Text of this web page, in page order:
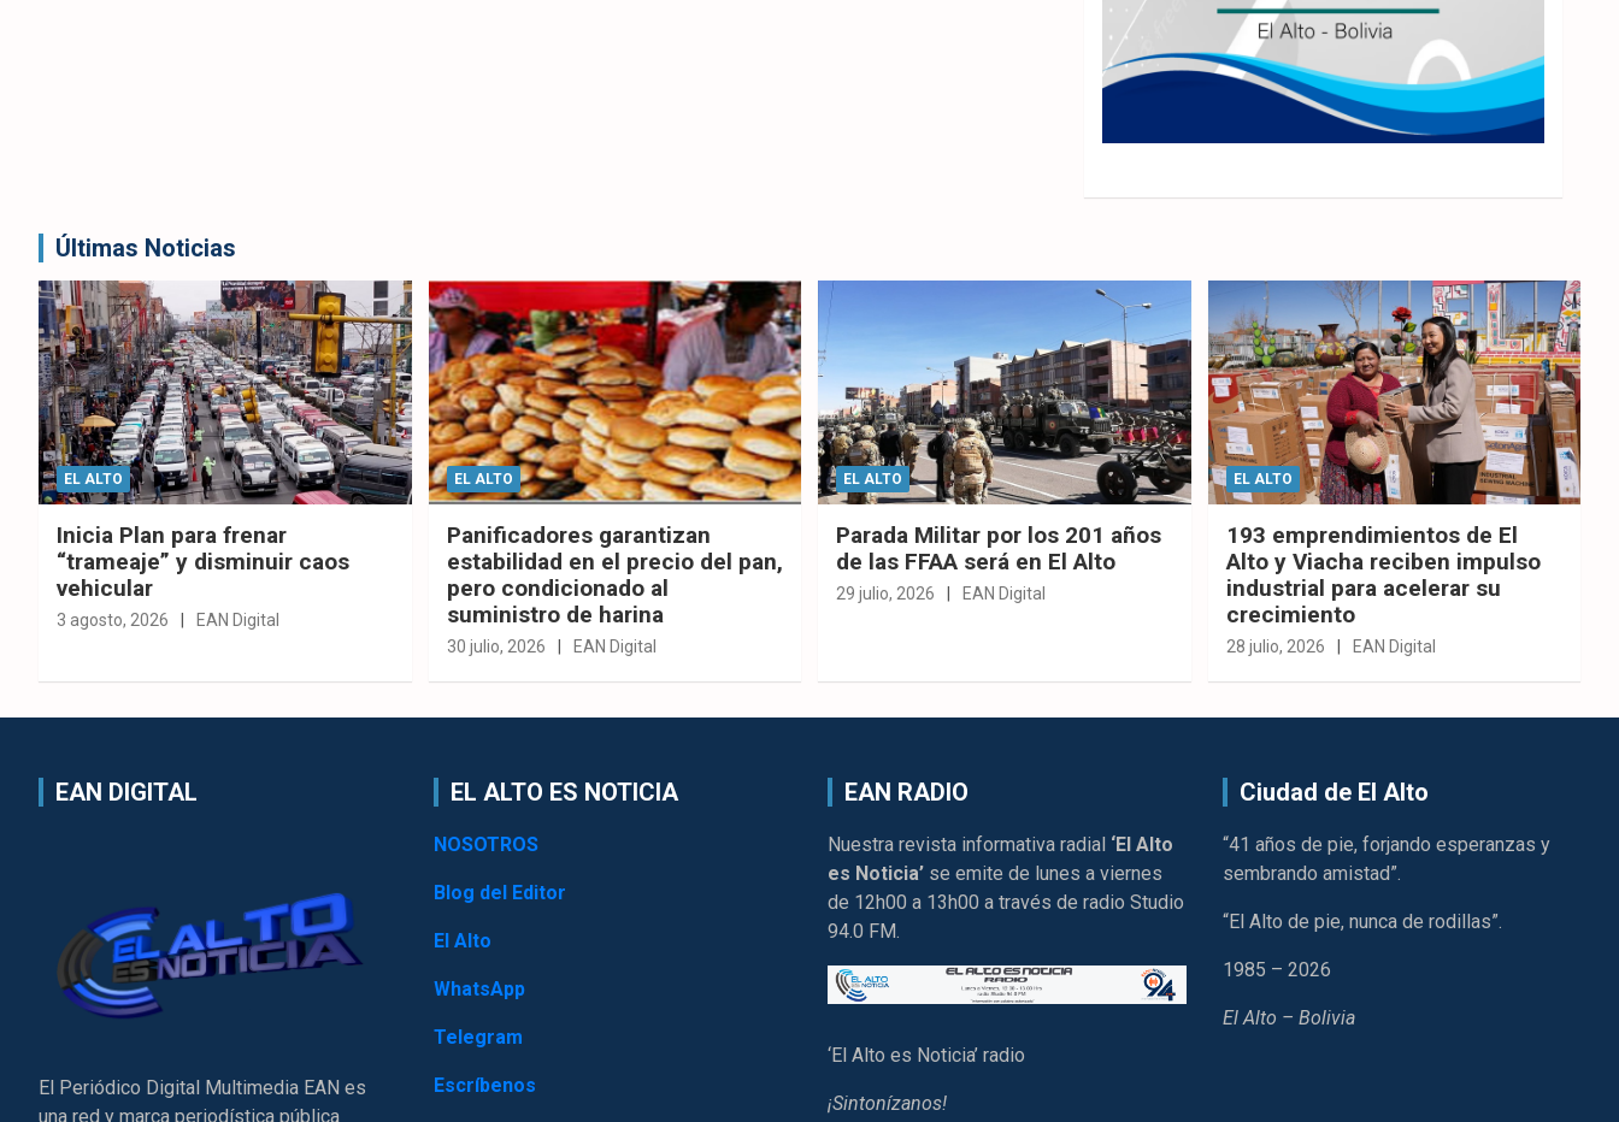
Últimas Noticias
EL ALTO
Inicia Plan para frenar
“trameaje” y disminuir caos
vehicular
3 agosto, 2026 EAN Digital
EL ALTO
Panificadores garantizan
estabilidad en el precio del pan,
pero condicionado al
suministro de harina
30 julio, 2026 EAN Digital
EL ALTO
Parada Militar por los 201 años
de las FFAA será en El Alto
29 julio, 2026 EAN Digital
EL ALTO
193 emprendimientos de El
Alto y Viacha reciben impulso
industrial para acelerar su
crecimiento
28 julio, 2026 EAN Digital
EAN DIGITAL
El Periódico Digital Multimedia EAN es
una red y marca periodística pública
EL ALTO ES NOTICIA
NOSOTROS
Blog del Editor
El Alto
WhatsApp
Telegram
Escríbenos
EAN RADIO
Nuestra revista informativa radial ‘El Alto
es Noticia’ se emite de lunes a viernes
de 12h00 a 13h00 a través de radio Studio
94.0 FM.
‘El Alto es Noticia’ radio
¡Sintonízanos!
Ciudad de El Alto
“41 años de pie, forjando esperanzas y
sembrando amistad”.
“El Alto de pie, nunca de rodillas”.
1985 – 2026
El Alto – Bolivia